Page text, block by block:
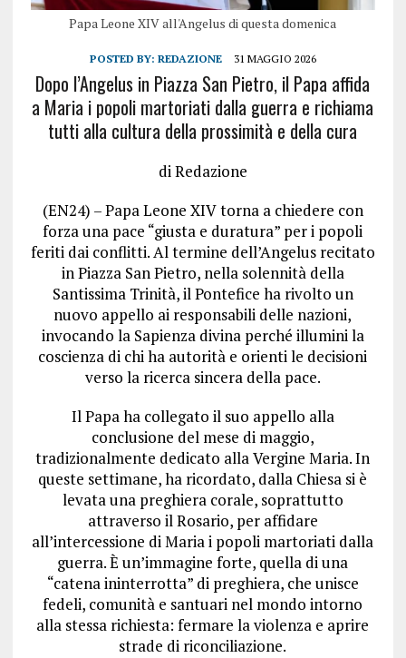
Papa Leone XIV all'Angelus di questa domenica
POSTED BY: REDAZIONE 31 MAGGIO 2026
Dopo l’Angelus in Piazza San Pietro, il Papa affida
a Maria i popoli martoriati dalla guerra e richiama
tutti alla cultura della prossimità e della cura
di Redazione
(EN24) – Papa Leone XIV torna a chiedere con
forza una pace “giusta e duratura” per i popoli
feriti dai conflitti. Al termine dell’Angelus recitato
in Piazza San Pietro, nella solennità della
Santissima Trinità, il Pontefice ha rivolto un
nuovo appello ai responsabili delle nazioni,
invocando la Sapienza divina perché illumini la
coscienza di chi ha autorità e orienti le decisioni
verso la ricerca sincera della pace.
Il Papa ha collegato il suo appello alla
conclusione del mese di maggio,
tradizionalmente dedicato alla Vergine Maria. In
queste settimane, ha ricordato, dalla Chiesa si è
levata una preghiera corale, soprattutto
attraverso il Rosario, per affidare
all’intercessione di Maria i popoli martoriati dalla
guerra. È un’immagine forte, quella di una
“catena ininterrotta” di preghiera, che unisce
fedeli, comunità e santuari nel mondo intorno
alla stessa richiesta: fermare la violenza e aprire
strade di riconciliazione.